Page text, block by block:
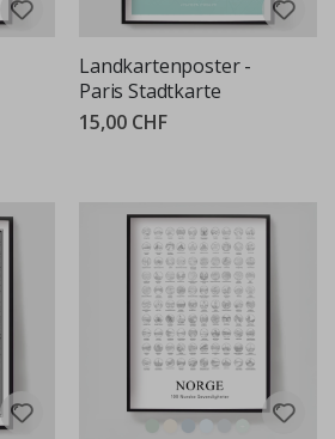
Landkartenposter -
Paris Stadtkarte
15,00 CHF